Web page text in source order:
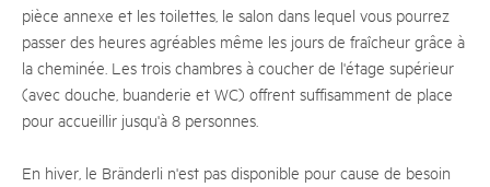
pièce annexe et les toilettes, le salon dans lequel vous pourrez
passer des heures agréables même les jours de fraîcheur grâce à
la cheminée. Les trois chambres à coucher de l'étage supérieur
(avec douche, buanderie et WC) offrent suffisamment de place
pour accueillir jusqu'à 8 personnes.
En hiver, le Bränderli n'est pas disponible pour cause de besoin